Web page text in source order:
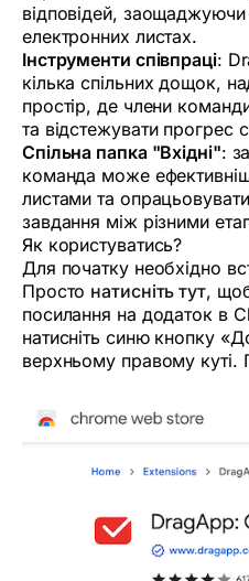
відповідей,
електронних листах.
Інструменти співпраці:
кілька спільних дощок,
простір, де члени
та відстежувати прогрес
Спільна папка "Вхідні":
команда може
листами та
завдання між різними
Як користуватись?
Для початку необхідно
Просто натисніть тут,
посилання на додаток в
натисніть синю кнопку
верхньому правому куті.